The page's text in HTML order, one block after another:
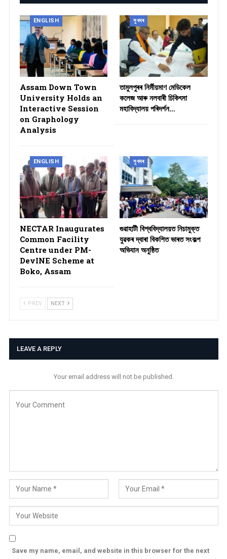
ENGLISH
Assam Down Town
University Holds an
Interactive Session
on Graphology
Analysis
সুখবৰ
তামুলপুৰৰ নিৰ্মীয়মাণ মেডিকেল
কলেজ আৰু নলবাৰী চিকিৎসা
মহাবিদ্যালয় পৰিদৰ্শন…
ENGLISH
NECTAR Inaugurates
Common Facility
Centre under PM-
DevINE Scheme at
Boko, Assam
সুখবৰ
গুৱাহাটী বিশ্ববিদ্যালয়ত নিচামুক্ত
যুৱকৰ দ্বাৰা বিকশিত ভাৰত সংকল্প
অভিযান অনুষ্ঠিত
PREV NEXT
LEAVE A REPLY
Your email address will not be published.
Save my name, email, and website in this browser for the next